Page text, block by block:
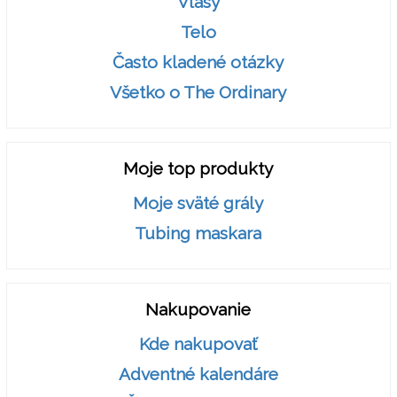
Telo
Často kladené otázky
Všetko o The Ordinary
Moje top produkty
Moje sväté grály
Tubing maskara
Nakupovanie
Kde nakupovať
Adventné kalendáre